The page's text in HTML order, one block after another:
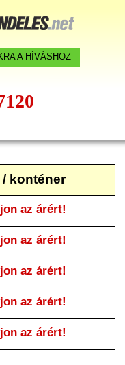
A HÍVÁSHOZ
/ konténer
az árért!
az árért!
az árért!
az árért!
az árért!